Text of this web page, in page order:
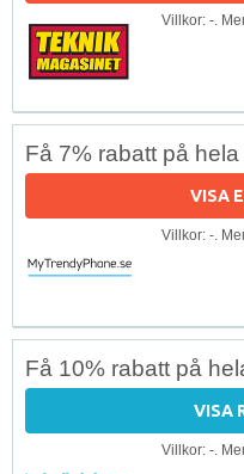
Villkor: -.
Få 7% rabatt på
VISA
Villkor: -.
Få 10% rabatt på
VISA
Villkor: -.